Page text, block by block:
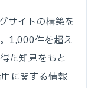
サイトの構築を
1,000件を超え
た知見をもと
に関する情報